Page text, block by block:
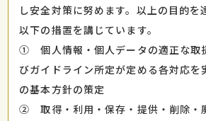
し安全対策に努めます。以上の目的を
以下の措置を講じています。
① 個人情報・個人データの適正な取
びガイドライン所定が定める各対応を
の基本方針の策定
② 取得・利用・保存・提供・削除・